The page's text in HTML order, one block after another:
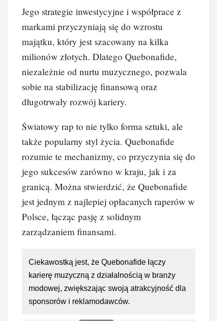
Jego strategie inwestycyjne i współprace z
markami przyczyniają się do wzrostu
majątku, który jest szacowany na kilka
milionów złotych. Dlatego Quebonafide,
niezależnie od nurtu muzycznego, pozwala
sobie na stabilizację finansową oraz
długotrwały rozwój kariery.
Światowy rap to nie tylko forma sztuki, ale
także popularny styl życia. Quebonafide
rozumie te mechanizmy, co przyczynia się do
jego sukcesów zarówno w kraju, jak i za
granicą. Można stwierdzić, że Quebonafide
jest jednym z najlepiej opłacanych raperów w
Polsce, łącząc pasję z solidnym
zarządzaniem finansami.
Ciekawostką jest, że Quebonafide łączy
karierę muzyczną z działalnością w branży
modowej, zwiększając swoją atrakcyjność dla
sponsorów i reklamodawców.